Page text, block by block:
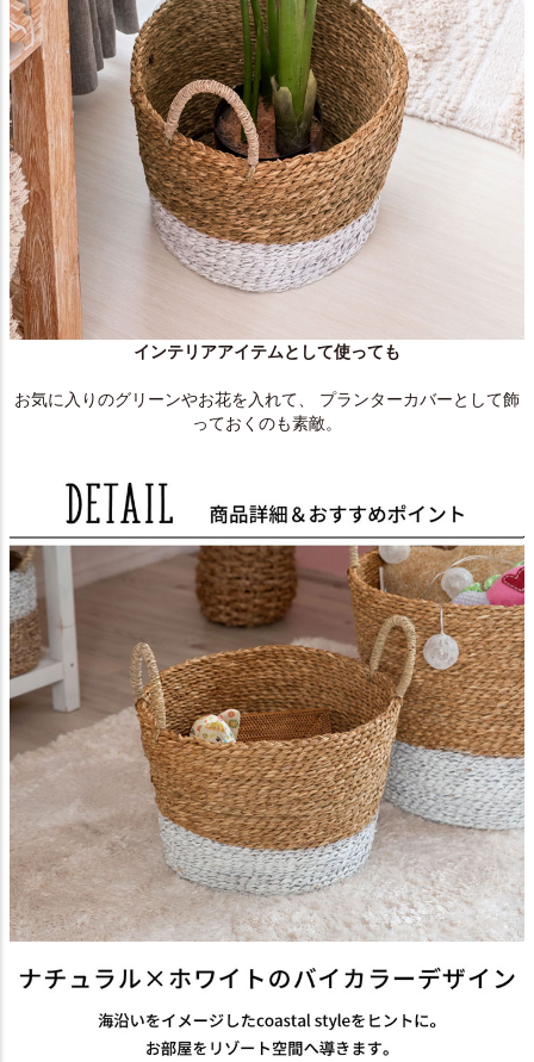
インテリアアイテムとして使っても
お気に入りのグリーンやお花を入れて、 プランターカバーとして飾
っておくのも素敵。